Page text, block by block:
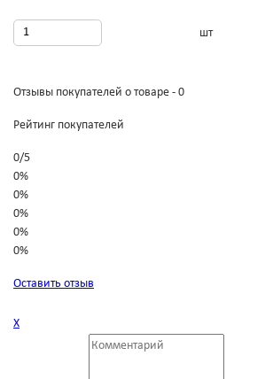
шт
Отзывы покупателей о товаре - 0
Рейтинг покупателей
0/5
0%
0%
0%
0%
0%
Оставить отзыв
Х